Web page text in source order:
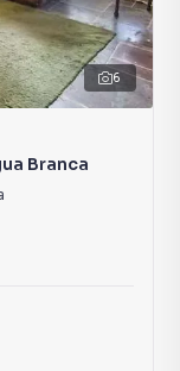
6
Branca